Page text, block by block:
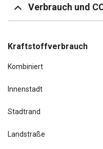
Verbrauch und
Kraftstoffverbrauch
Kombiniert
Innenstadt
Stadtrand
Landstraße